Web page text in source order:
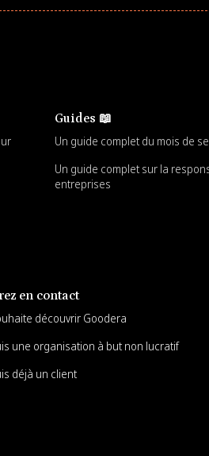
Guides 📖
Un guide complet du mois de
Un guide complet sur la
entreprises
en contact
découvrir Goodera
une organisation à but non lucratif
déjà un client